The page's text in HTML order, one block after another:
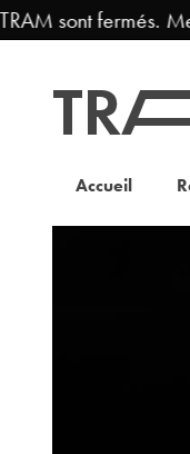
sont fermés.
Accueil